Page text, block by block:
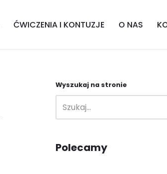
ĆWICZENIA I KONTUZJE O NAS
Wyszukaj na stronie
Polecamy